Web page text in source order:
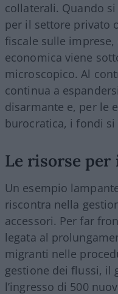
collaterali. Quando
per il settore privato
fiscale sulle
economica viene
microscopico. Al
continua a
disarmante e, per le
burocratica, i fondi
Le risorse per
Un esempio
riscontra nella
accessori. Per far
legata al
migranti nelle
gestione dei flussi, il
l’ingresso di 500